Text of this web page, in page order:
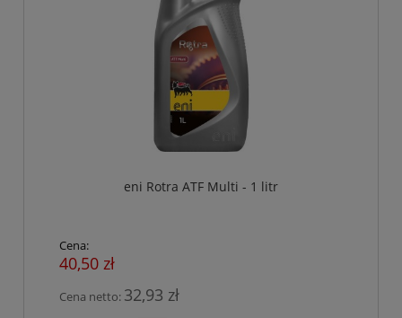
eni Rotra ATF Multi - 1 litr
Cena:
40,50 zł
Cena netto: 32,93 zł